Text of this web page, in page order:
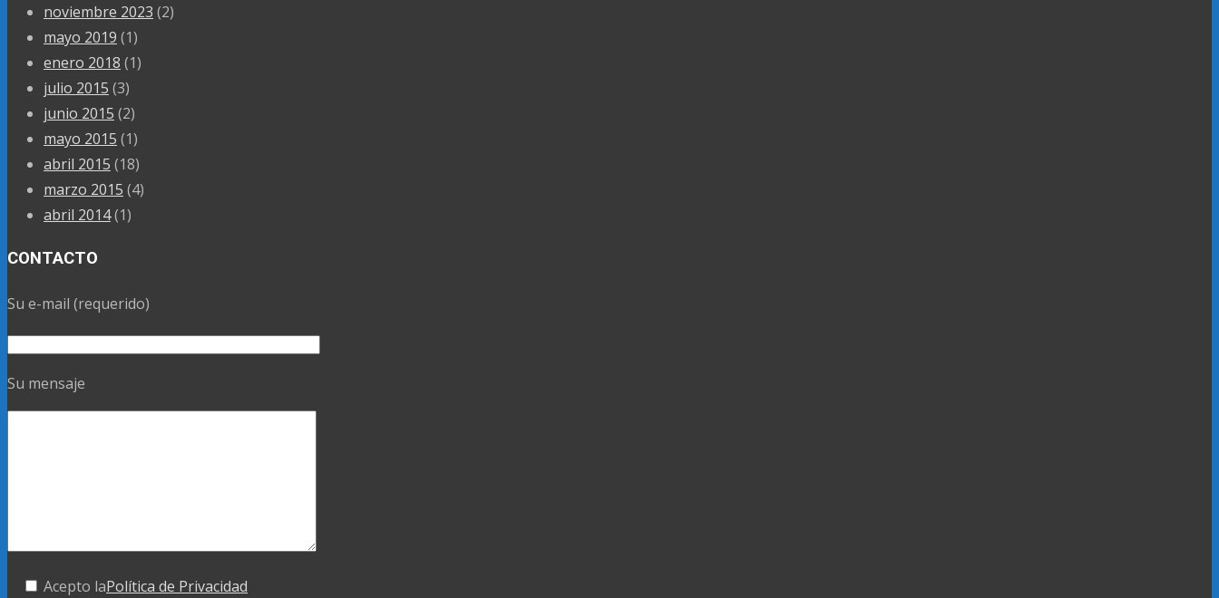
noviembre 2023 (2)
mayo 2019 (1)
enero 2018 (1)
julio 2015 (3)
junio 2015 (2)
mayo 2015 (1)
abril 2015 (18)
marzo 2015 (4)
abril 2014(1)
CONTACTO
Su e-mail (requerido)
Su mensaje
Acepto laPolítica de Privacidad